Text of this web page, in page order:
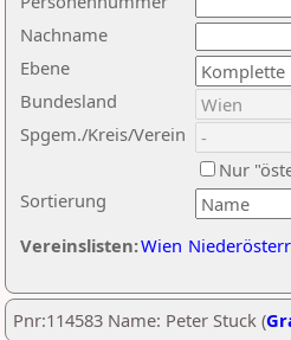
Nachname
Ebene
Sortierung
Bundesland
Spgem./Kreis/Verein
Nur
Vereinslisten:Wien
Pnr:114583 Name: Peter Stuck (